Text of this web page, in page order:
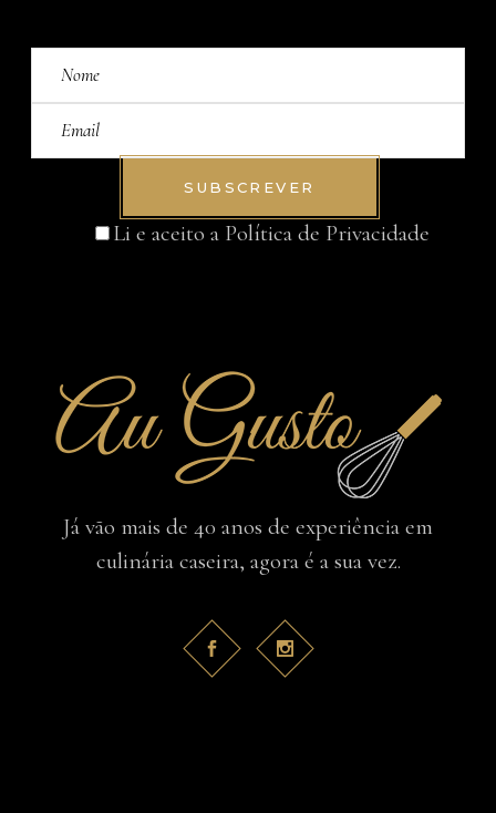
SUBSCREVER
Li e aceito a Política de Privacidade
Já vão mais de 40 anos de experiência em
culinária caseira, agora é a sua vez.